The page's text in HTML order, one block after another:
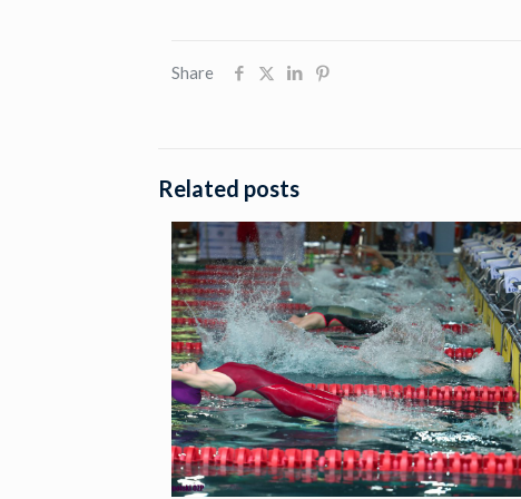
Share
Related posts